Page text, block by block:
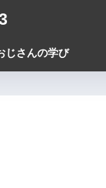
じさんの学び